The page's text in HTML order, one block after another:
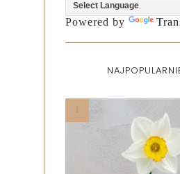
Powered by